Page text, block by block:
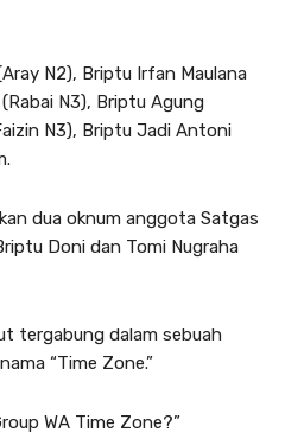
N2), Briptu Irfan Maulana
N3), Briptu Agung
N3), Briptu Jadi Antoni
dua oknum anggota Satgas
Doni dan Tomi Nugraha
tergabung dalam sebuah
“Time Zone.”
WA Time Zone?”